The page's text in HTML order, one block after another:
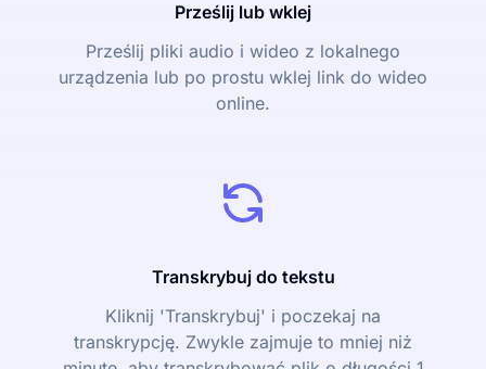
Prześlij lub wklej
Prześlij pliki audio i wideo z lokalnego
urządzenia lub po prostu wklej link do wideo
online.
Transkrybuj do tekstu
Kliknij 'Transkrybuj' i poczekaj na
transkrypcję. Zwykle zajmuje to mniej niż